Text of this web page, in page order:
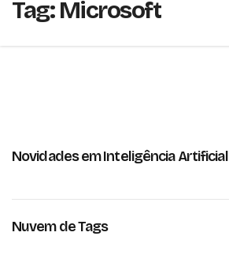
Tag:Microsoft
Novidades em Inteligência Artificial
Nuvem de Tags